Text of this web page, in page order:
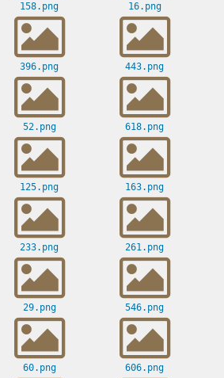
158.png 16.png
396.png 443.png
52.png 618.png
125.png 163.png
233.png 261.png
29.png 546.png
60.png 606.png